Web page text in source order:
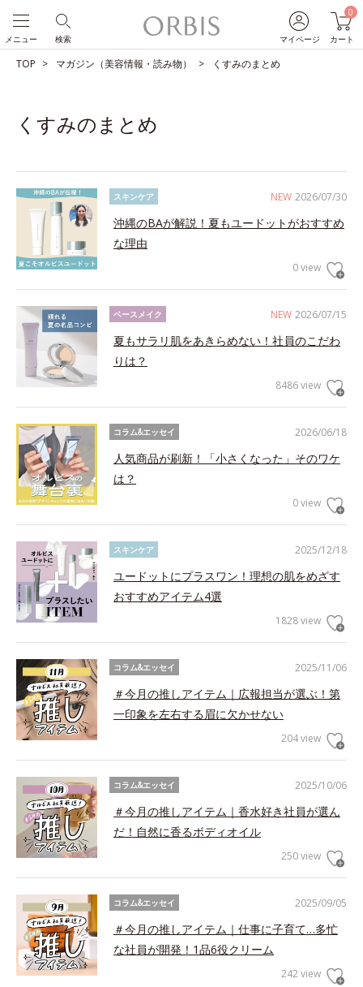
マイページ
0
カート
検索
メニュー
TOP マガジン（美容情報・読み物） くすみのまとめ
くすみのまとめ
NEW 2026/07/30
スキンケア
沖縄のBAが解説！夏もユードットがおすすめ
な理由
0 view
NEW 2026/07/15
ベースメイク
夏もサラリ肌をあきらめない！社員のこだわ
りは？
8486 view
2026/06/18
コラム&エッセイ
人気商品が刷新！「小さくなった」そのワケ
は？
0 view
2025/12/18
スキンケア
ユードットにプラスワン！理想の肌をめざす
おすすめアイテム4選
1828 view
2025/11/06
コラム&エッセイ
＃今月の推しアイテム｜広報担当が選ぶ！第
一印象を左右する眉に欠かせない
204 view
2025/10/06
コラム&エッセイ
＃今月の推しアイテム｜香水好き社員が選ん
だ！自然に香るボディオイル
250 view
2025/09/05
コラム&エッセイ
＃今月の推しアイテム｜仕事に子育て…多忙
な社員が開発！1品6役クリーム
242 view